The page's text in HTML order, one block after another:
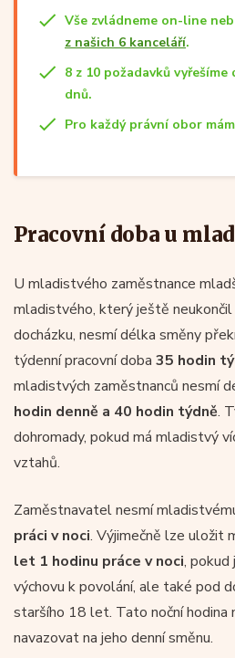
Vše zvládneme on-line
z našich 6 kanceláří.
8 z 10 požadavků
dnů.
Pro každý právní obor
Pracovní doba u
U mladistvého zaměstnance
mladistvého, který ještě
docházku, nesmí délka směny
týdenní pracovní doba 35 hodin
mladistvých zaměstnanců nesmí
hodin denně a 40 hodin týdně.
dohromady, pokud má mladistvý
vztahů.
Zaměstnavatel nesmí
práci v noci. Výjimečně lze uložit
let 1 hodinu práce v noci,
výchovu k povolání, ale také pod
staršího 18 let. Tato noční hodina
navazovat na jeho denní směnu.